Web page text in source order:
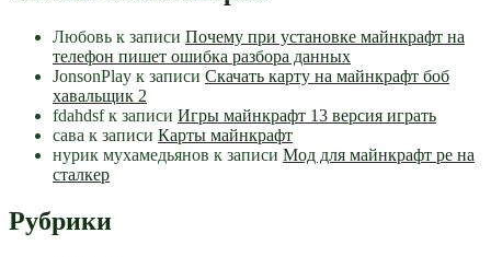
Любовь к записи Почему при установке майнкрафт на
телефон пишет ошибка разбора данных
JonsonPlay к записи Скачать карту на майнкрафт боб
хавальщик 2
fdahdsfк записи Игры майнкрафт 13 версия играть
сава к записи Карты майнкрафт
нурик мухамедьянов к записи Мод для майнкрафт pe на
сталкер
Рубрики